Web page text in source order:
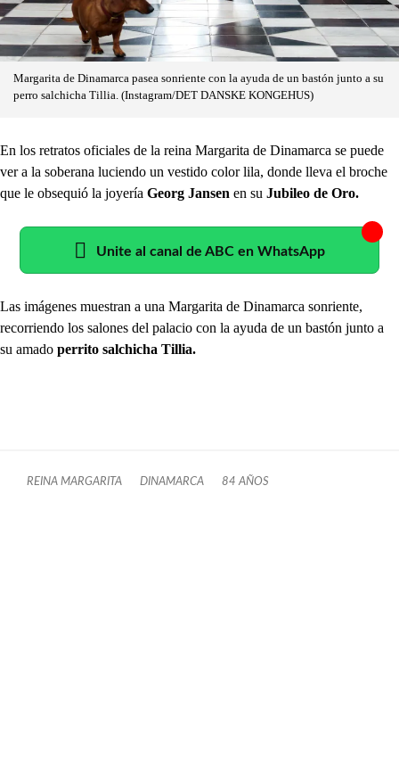
Margarita de Dinamarca pasea sonriente con la ayuda de un bastón junto a su
perro salchicha Tillia. (Instagram/DET DANSKE KONGEHUS)
En los retratos oficiales de la reina Margarita de Dinamarca se puede
ver a la soberana luciendo un vestido color lila, donde lleva el broche
que le obsequió la joyería Georg Jansen en su Jubileo de Oro.
Unite al canal de ABC en WhatsApp
Las imágenes muestran a una Margarita de Dinamarca sonriente,
recorriendo los salones del palacio con la ayuda de un bastón junto a
su amado perrito salchicha Tillia.
REINA MARGARITA DINAMARCA 84 AÑOS